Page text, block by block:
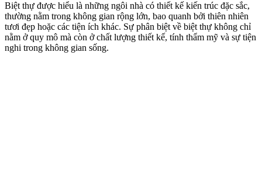
Biệt thự được hiểu là những ngôi nhà có thiết kế kiến trúc đặc sắc,
thường nằm trong không gian rộng lớn, bao quanh bởi thiên nhiên
tươi đẹp hoặc các tiện ích khác. Sự phân biệt về biệt thự không chỉ
nằm ở quy mô mà còn ở chất lượng thiết kế, tính thẩm mỹ và sự tiện
nghi trong không gian sống.